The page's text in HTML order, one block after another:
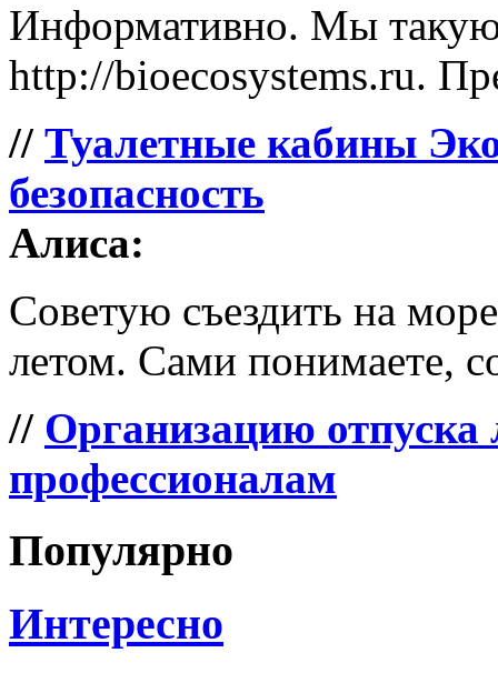
Информативно. Мы такую
http://bioecosystems.ru.
// Туалетные кабины
безопасность
Алиса:
Советую съездить на
летом. Сами понимаете,
// Организацию отпуска
профессионалам
Популярно
Интересно